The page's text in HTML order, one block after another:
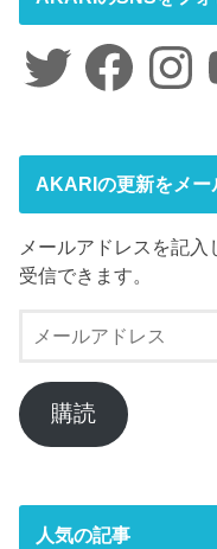
Twitter Facebook
AKARIの更新をメー
メールアドレスを記
受信できます。
ー
ア
ド
購読
人気の記事